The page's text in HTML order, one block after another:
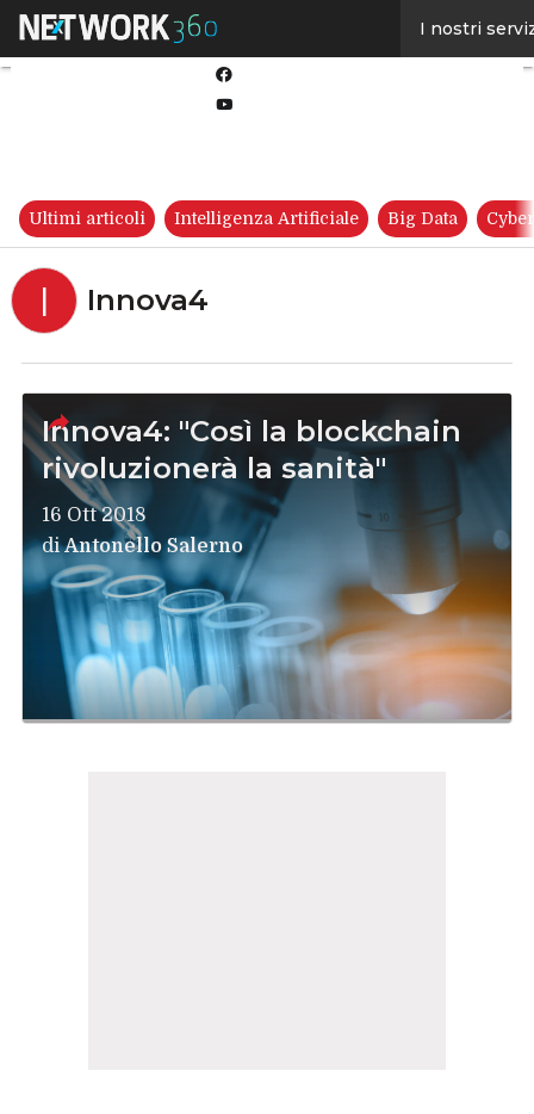
I nostri
Ultimi articoli Intelligenza Artificiale Big Data
I Innova4
Innova4: "Così la blockchain
rivoluzionerà la sanità"
16 Ott 2018
diAntonello Salerno